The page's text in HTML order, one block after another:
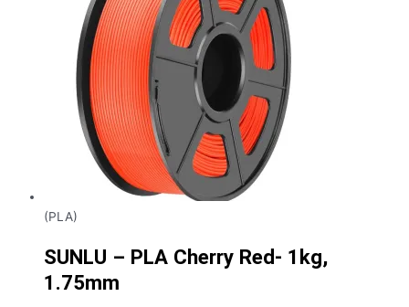
(PLA)
SUNLU – PLA Cherry Red- 1kg,
1.75mm